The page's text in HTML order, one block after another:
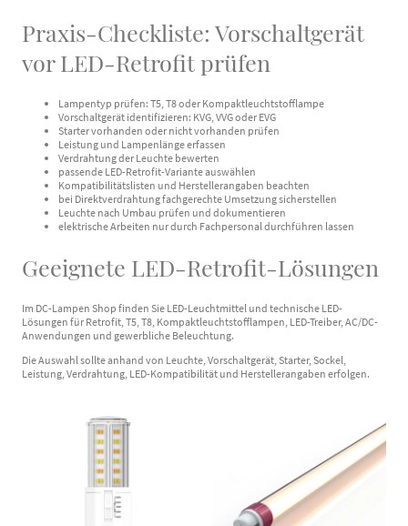
Praxis-Checkliste: Vorschaltgerät
vor LED-Retrofit prüfen
Lampentyp prüfen: T5, T8 oder Kompaktleuchtstofflampe
Vorschaltgerät identifizieren: KVG, VVG oder EVG
Starter vorhanden oder nicht vorhanden prüfen
Leistung und Lampenlänge erfassen
Verdrahtung der Leuchte bewerten
passende LED-Retrofit-Variante auswählen
Kompatibilitätslisten und Herstellerangaben beachten
bei Direktverdrahtung fachgerechte Umsetzung sicherstellen
Leuchte nach Umbau prüfen und dokumentieren
elektrische Arbeiten nur durch Fachpersonal durchführen lassen
Geeignete LED-Retrofit-Lösungen
Im DC-Lampen Shop finden Sie LED-Leuchtmittel und technische LED-
Lösungen für Retrofit, T5, T8, Kompaktleuchtstofflampen, LED-Treiber, AC/DC-
Anwendungen und gewerbliche Beleuchtung.
Die Auswahl sollte anhand von Leuchte, Vorschaltgerät, Starter, Sockel,
Leistung, Verdrahtung, LED-Kompatibilität und Herstellerangaben erfolgen.